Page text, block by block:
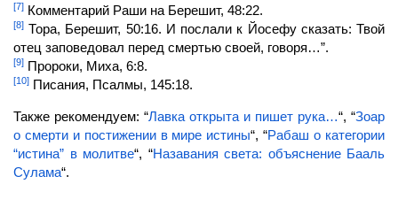
[7] Комментарий Раши на Берешит, 48:22.
[8] Тора, Берешит, 50:16. И послали к Йосефу сказать: Твой
отец заповедовал перед смертью своей, говоря…”.
[9] Пророки, Миха, 6:8.
[10] Писания, Псалмы, 145:18.
Также рекомендуем: “Лавка открыта и пишет рука…“, “Зоар
о смерти и постижении в мире истины“, “Рабаш о категории
“истина” в молитве“, “Назавания света: объяснение Бааль
Сулама“.